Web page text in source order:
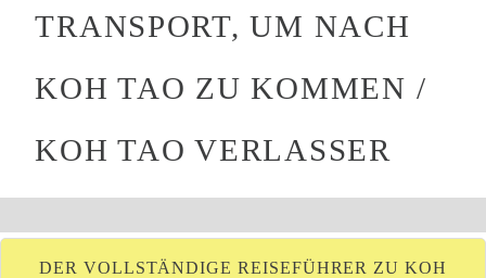
TRANSPORT, UM NACH
KOH TAO ZU KOMMEN /
KOH TAO VERLASSER
DER VOLLSTÄNDIGE REISEFÜHRER ZU KOH